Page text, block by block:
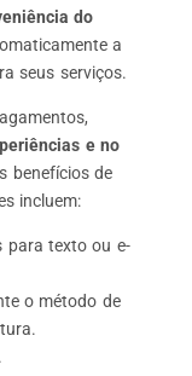
do
a
seus serviços.
e no
benefícios de
incluem:
para texto ou e-
o método de